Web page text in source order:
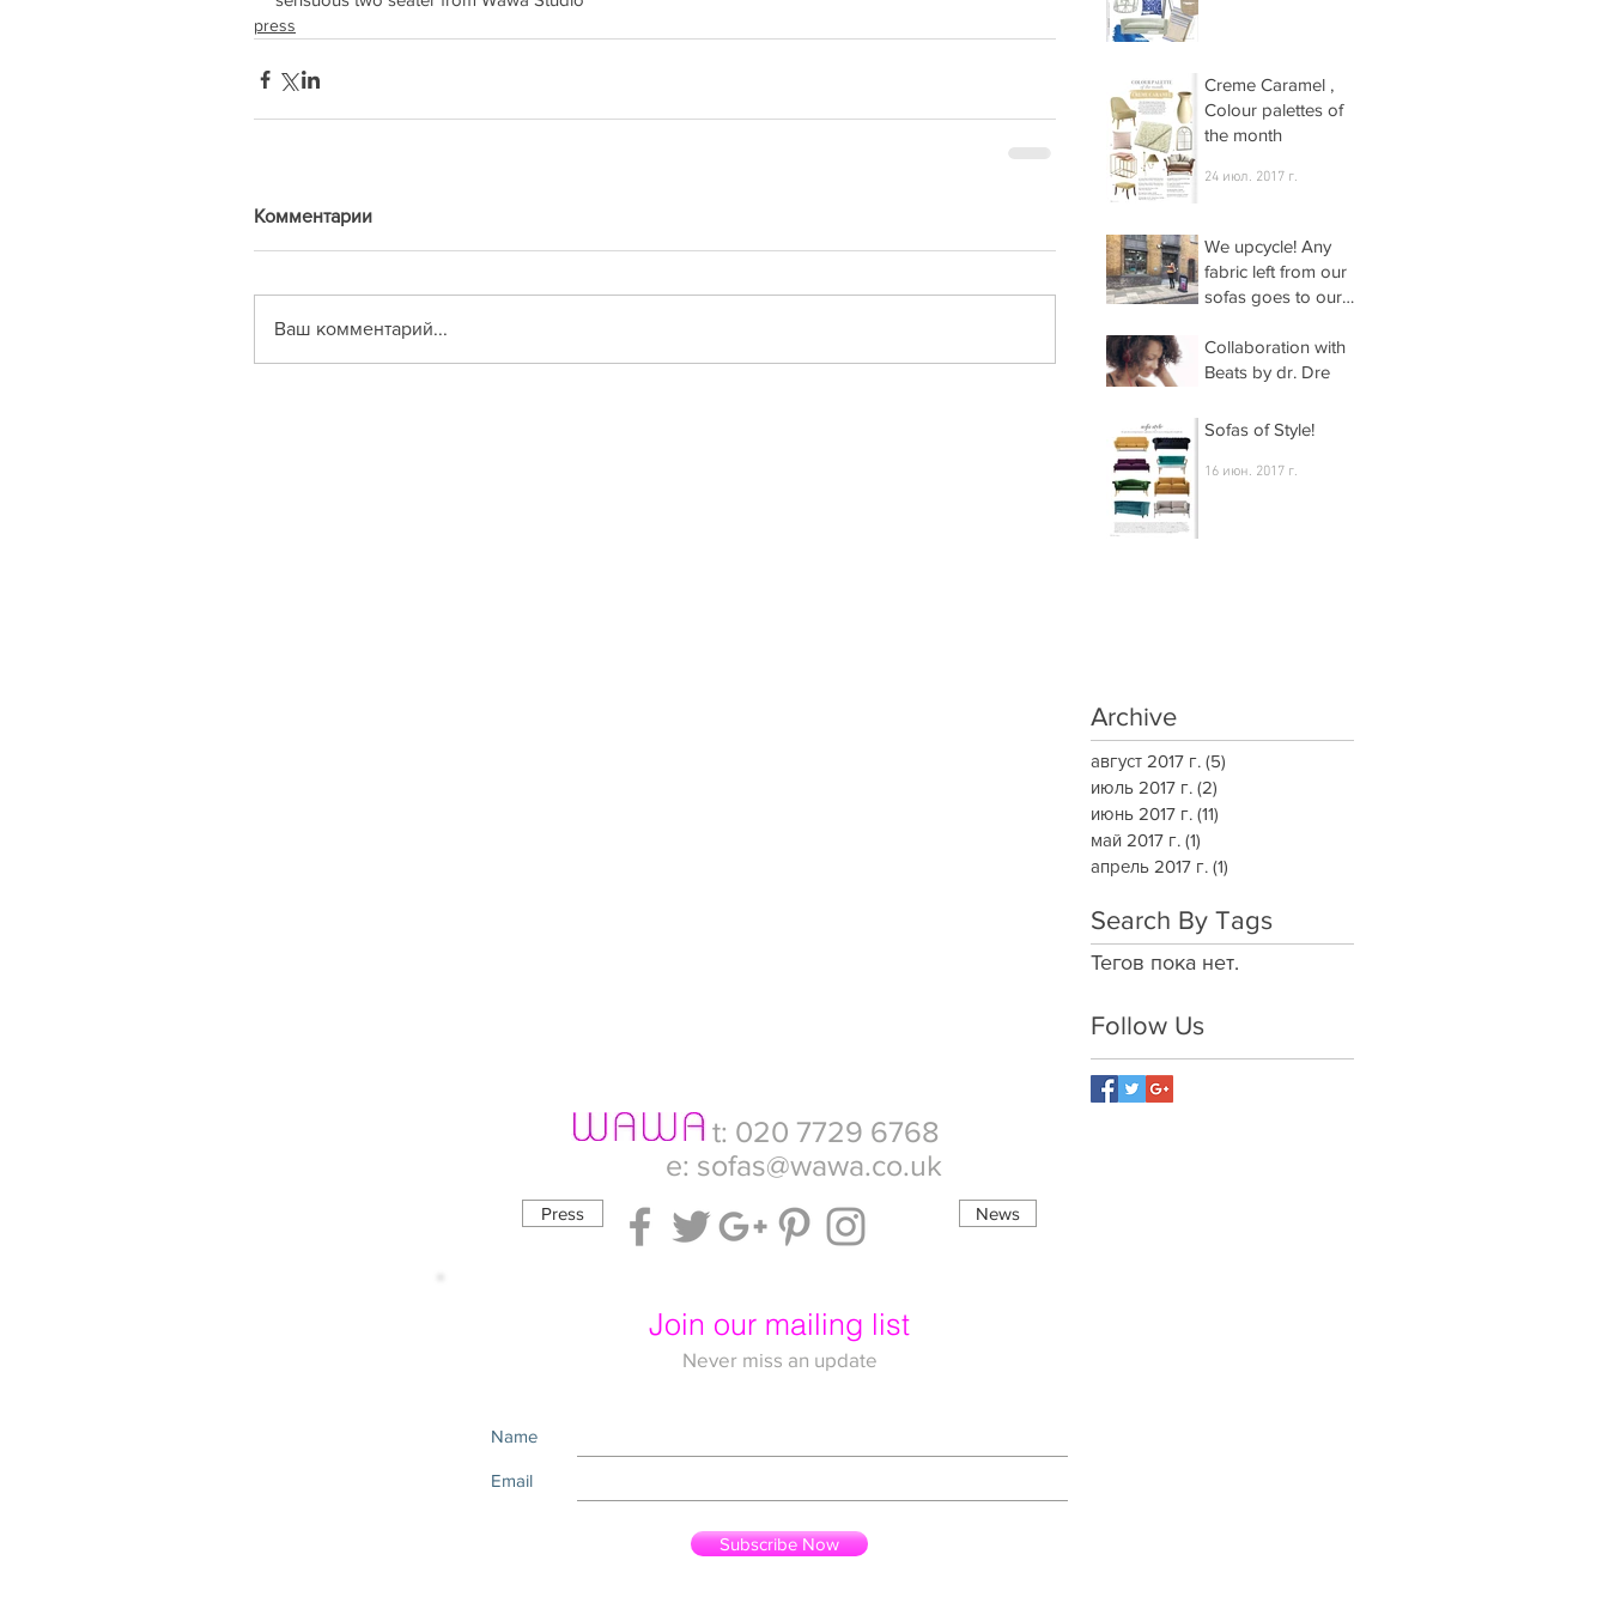
press
Комментарии
Ваш комментарий...
Creme Caramel ,
Colour palettes of
the month
24 июл. 2017 г.
We upcycle! Any
fabric left from our
sofas goes to our
their arts and craft
project
29 июн. 2017 г.
Collaboration with
Beats by dr. Dre
Sofas of Style!
16 июн. 2017 г.
Archive
август 2017 г. (5)
июль 2017 г. (2)
июнь 2017 г. (11)
май 2017 г. (1)
апрель 2017 г. (1)
Search By Tags
Тегов пока нет.
Follow Us
t: 020 7729 6768
e: sofas@wawa.co.uk
Press News
Join our mailing list
Never miss an update
Name
Email
Subscribe Now